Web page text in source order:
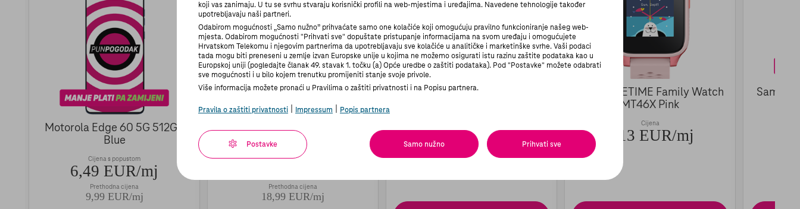
koji vas zanimaju. U tu se svrhu stvaraju korisnički profili na web-mjestima i uređajima. Navedene tehnologije također
upotrebljavaju naši partneri.
Odabirom mogućnosti „Samo nužno” prihvaćate samo one kolačiće koji omogućuju pravilno funkcioniranje našeg web-
mjesta. Odabirom mogućnosti "Prihvati sve" dopuštate pristupanje informacijama na svom uređaju i omogućujete
Hrvatskom Telekomu i njegovim partnerima da upotrebljavaju sve kolačiće u analitičke i marketinške svrhe. Vaši podaci
tada mogu biti preneseni u zemlje izvan Europske unije u kojima ne možemo osigurati istu razinu zaštite podataka kao u
Europskoj uniji (pogledajte članak 49. stavak 1. točku (a) Opće uredbe o zaštiti podataka). Pod "Postavke" možete odabrati
sve mogućnosti i u bilo kojem trenutku promijeniti stanje svoje privole.
Više informacija možete pronaći u Pravilima o zaštiti privatnosti i na Popisu partnera.
Pravila o zaštiti privatnosti Impressum Popis partnera
Postavke Samo nužno Prihvati sve
Motorola Edge 60 5G 512GB
Blue
Cijena s popustom
6,49 EUR/mj
Prethodna cijena
9,99 EUR/mj
Motorola Edge 70 5G Green
Cijena s popustom
Prethodna cijena
18,99 EUR/mj
Motorola Signature Swarovski
43,99 EUR/mj
TCL MOVETIME Family Watch
MT46X Pink
Cijena
0,13 EUR/mj